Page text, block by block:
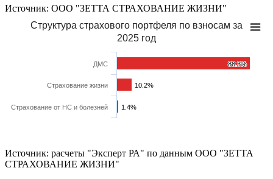
Источник: ООО "ЗЕТТА СТРАХОВАНИЕ ЖИЗНИ"
Структура страхового портфеля по взносам за
2025 год
88.3%
88.3%
10.2%
10.2%
1.4%
1.4%
ДМС
Cтрахование жизни
Cтрахование от НС и болезней
Источник: расчеты "Эксперт РА" по данным ООО "ЗЕТТА
СТРАХОВАНИЕ ЖИЗНИ"